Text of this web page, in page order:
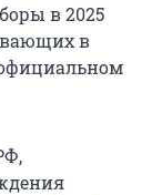
в 2025
в